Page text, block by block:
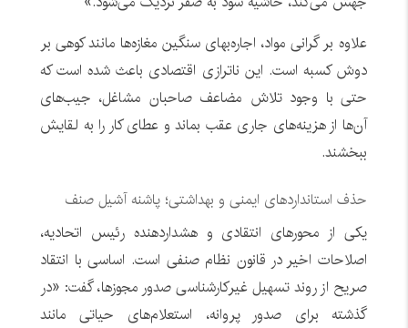
علاوه بر گرانی مواد، اجاره‌بهای سنگین مغازه‌ها مانند کوهی بر
دوش کسبه است. این ناترازی اقتصادی باعث شده است که
حتی با وجود تلاش مضاعف صاحبان مشاغل، جیب‌های
آن‌ها از هزینه‌های جاری عقب بماند و عطای کار را به لقایش
ببخشند.
حذف استانداردهای ایمنی و بهداشتی؛ پاشنه آشیل صنف
یکی از محورهای انتقادی و هشداردهنده رئیس اتحادیه،
اصلاحات اخیر در قانون نظام صنفی است. اساسی با انتقاد
صریح از روند تسهیل غیرکارشناسی صدور مجوزها، گفت: «در
گذشته برای صدور پروانه، استعلام‌های حیاتی مانند